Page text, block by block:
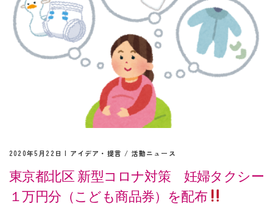
2020年5月22日 | アイデア・提言 / 活動ニュース
東京都北区 新型コロナ対策 妊婦タクシー
１万円分（こども商品券）を配布